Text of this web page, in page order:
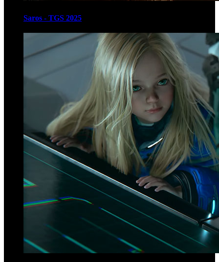
Saros - TGS 2025